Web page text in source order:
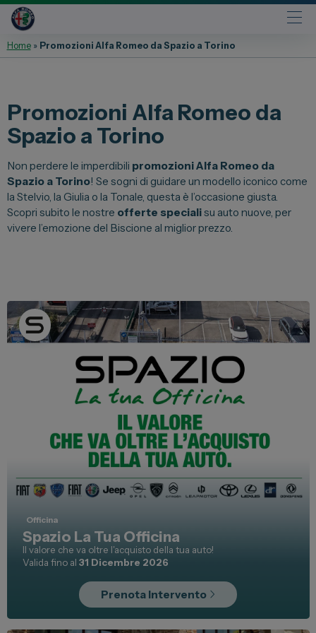
Abarth
Lancia
Alfa Romeo
Jeep
Opel
Peugeot
Toyota
Lexus
Veicoli Commerciali
Fiat Professional
Citroen
Servizi
Auto Usate e Km Zero
Home» Promozioni Alfa Romeo da Spazio a Torino
Promozioni Alfa Romeo da
Spazio a Torino
Non perdere le imperdibili promozioni Alfa Romeo da
Spazio a Torino! Se sogni di guidare un modello iconico come
la Stelvio, la Giulia o la Tonale, questa è l’occasione giusta.
Scopri subito le nostre offerte specialisu auto nuove, per
vivere l’emozione del Biscione al miglior prezzo.
Officina
Spazio La Tua Officina
Il valore che va oltre l'acquisto della tua auto!
Valida fino al31 Dicembre 2026
Prenota Intervento